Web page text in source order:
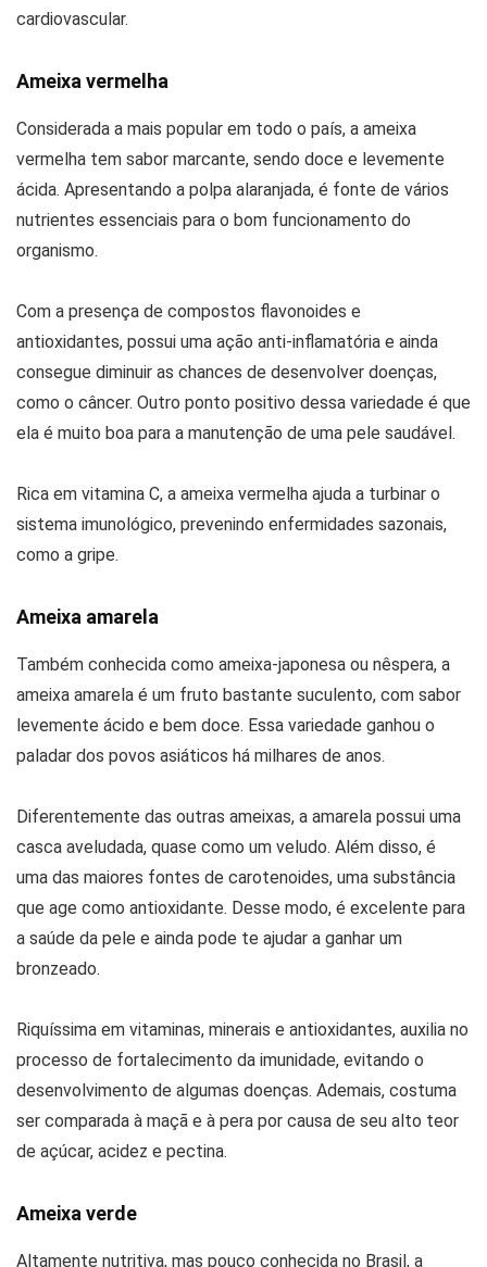
cardiovascular.
Ameixa vermelha
Considerada a mais popular em todo o país, a ameixa
vermelha tem sabor marcante, sendo doce e levemente
ácida. Apresentando a polpa alaranjada, é fonte de vários
nutrientes essenciais para o bom funcionamento do
organismo.
Com a presença de compostos flavonoides e
antioxidantes, possui uma ação anti-inflamatória e ainda
consegue diminuir as chances de desenvolver doenças,
como o câncer. Outro ponto positivo dessa variedade é que
ela é muito boa para a manutenção de uma pele saudável.
Rica em vitamina C, a ameixa vermelha ajuda a turbinar o
sistema imunológico, prevenindo enfermidades sazonais,
como a gripe.
Ameixa amarela
Também conhecida como ameixa-japonesa ou nêspera, a
ameixa amarela é um fruto bastante suculento, com sabor
levemente ácido e bem doce. Essa variedade ganhou o
paladar dos povos asiáticos há milhares de anos.
Diferentemente das outras ameixas, a amarela possui uma
casca aveludada, quase como um veludo. Além disso, é
uma das maiores fontes de carotenoides, uma substância
que age como antioxidante. Desse modo, é excelente para
a saúde da pele e ainda pode te ajudar a ganhar um
bronzeado.
Riquíssima em vitaminas, minerais e antioxidantes, auxilia no
processo de fortalecimento da imunidade, evitando o
desenvolvimento de algumas doenças. Ademais, costuma
ser comparada à maçã e à pera por causa de seu alto teor
de açúcar, acidez e pectina.
Ameixa verde
Altamente nutritiva, mas pouco conhecida no Brasil, a